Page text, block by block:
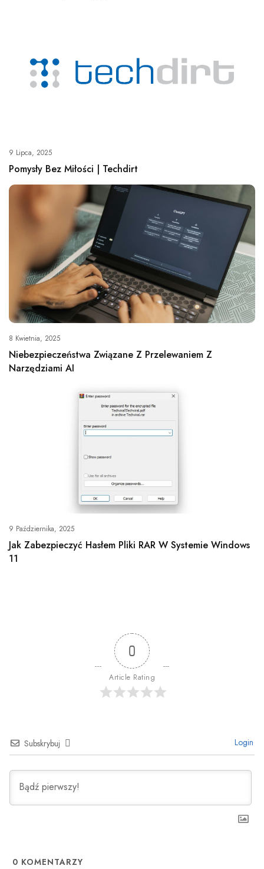
9 Lipca, 2025
Pomysły Bez Miłości | Techdirt
8 Kwietnia, 2025
Niebezpieczeństwa Związane Z Przelewaniem Z
Narzędziami AI
9 Października, 2025
Jak Zabezpieczyć Hasłem Pliki RAR W Systemie Windows
11
0
Article Rating
Subskrybuj Login
0 KOMENTARZY